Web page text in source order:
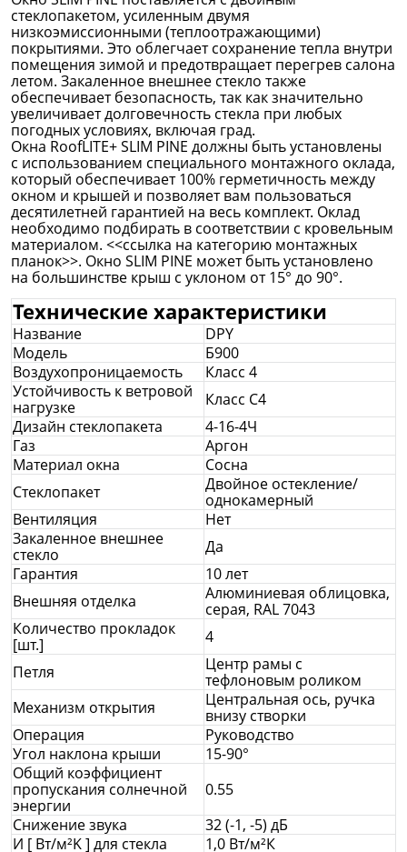
стеклопакетом, усиленным двумя
низкоэмиссионными (теплоотражающими)
покрытиями. Это облегчает сохранение тепла внутри
помещения зимой и предотвращает перегрев салона
летом. Закаленное внешнее стекло также
обеспечивает безопасность, так как значительно
увеличивает долговечность стекла при любых
погодных условиях, включая град.
Окна RoofLITE+ SLIM PINE должны быть установлены
с использованием специального монтажного оклада,
который обеспечивает 100% герметичность между
окном и крышей и позволяет вам пользоваться
десятилетней гарантией на весь комплект. Оклад
необходимо подбирать в соответствии с кровельным
материалом. <<ссылка на категорию монтажных
планок>>. Окно SLIM PINE может быть установлено
на большинстве крыш с уклоном от 15° до 90°.
Технические характеристики
Название
DPY
Модель
Б900
Воздухопроницаемость
Класс 4
Устойчивость к ветровой
нагрузке
Класс С4
Дизайн стеклопакета
4-16-4Ч
Газ
Аргон
Материал окна
Сосна
Стеклопакет
Двойное остекление/
однокамерный
Вентиляция
Нет
Закаленное внешнее
стекло
Да
Гарантия
10 лет
Внешняя отделка
Алюминиевая облицовка,
серая, RAL 7043
Количество прокладок
[шт.]
4
Петля
Центр рамы с
тефлоновым роликом
Механизм открытия
Центральная ось, ручка
внизу створки
Операция
Руководство
Угол наклона крыши
15-90°
Общий коэффициент
пропускания солнечной
энергии
0.55
Снижение звука
32 (-1, -5) дБ
И [ Вт/м²K ] для стекла
1,0 Вт/м²К